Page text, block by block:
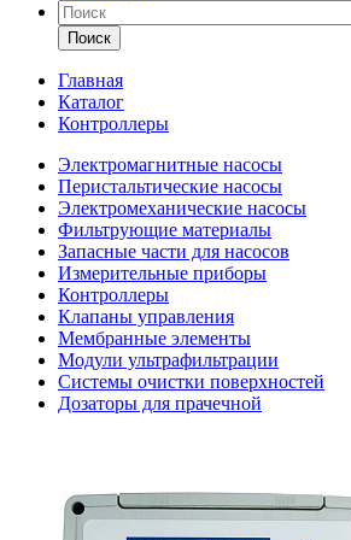
Поиск
Главная
Каталог
Контроллеры
Электромагнитные насосы
Перистальтические насосы
Электромеханические насосы
Фильтрующие материалы
Запасные части для насосов
Измерительные приборы
Контроллеры
Клапаны управления
Мембранные элементы
Модули ультрафильтрации
Системы очистки поверхностей
Дозаторы для прачечной